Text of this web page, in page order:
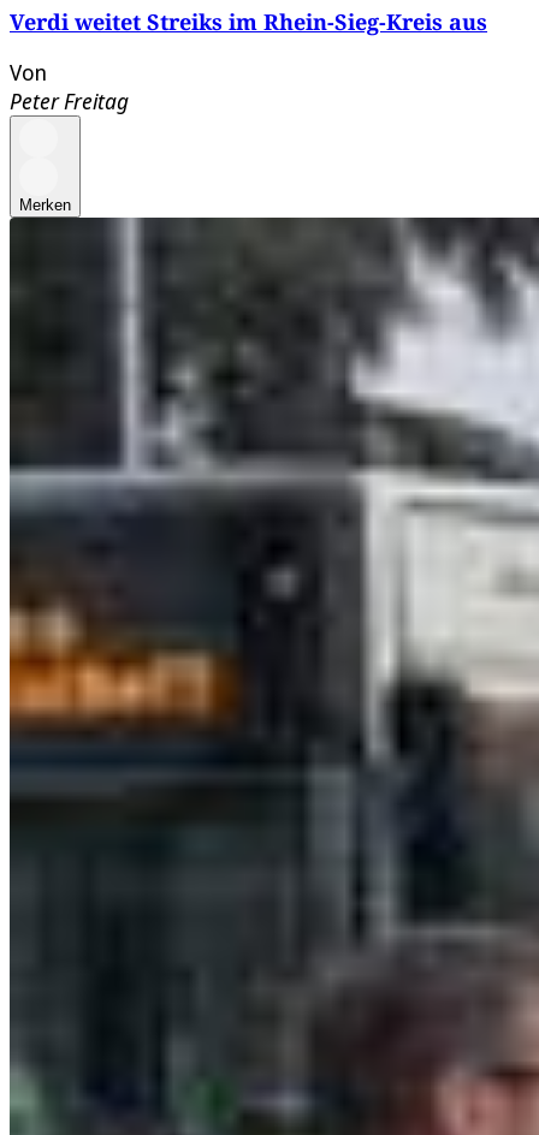
Verdi weitet Streiks im Rhein-Sieg-Kreis aus
Von
Peter Freitag
Merken